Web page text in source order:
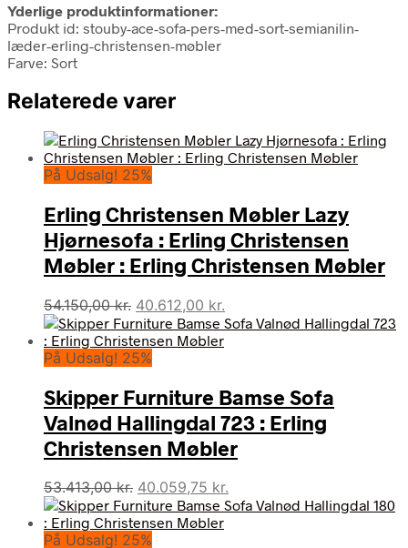
Yderlige produktinformationer:
Produkt id: stouby-ace-sofa-pers-med-sort-semianilin-
læder-erling-christensen-møbler
Farve: Sort
Relaterede varer
På Udsalg! 25%
Erling Christensen Møbler Lazy
Hjørnesofa : Erling Christensen
Møbler : Erling Christensen Møbler
54.150,00kr. Den
oprindelige
pris
var:
40.612,00 kr.
aktuelle
På Udsalg! 25%
Skipper Furniture Bamse Sofa
Valnød Hallingdal 723 : Erling
Christensen Møbler
53.413,00kr. Den
oprindelige
pris
var:
40.059,75 kr.
aktuelle
På Udsalg! 25%